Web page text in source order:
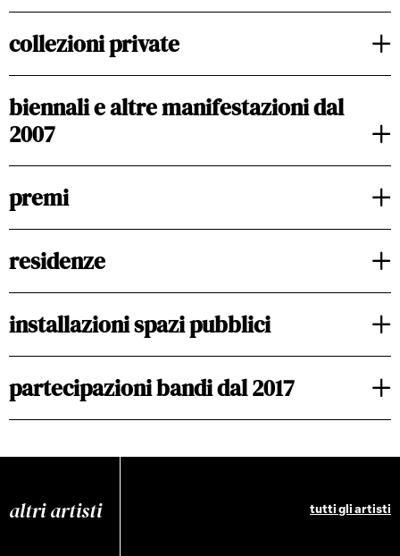
collezioni private
biennali e altre manifestazioni dal
2007
premi
residenze
installazioni spazi pubblici
partecipazioni bandi dal 2017
altri artisti tutti gli artisti